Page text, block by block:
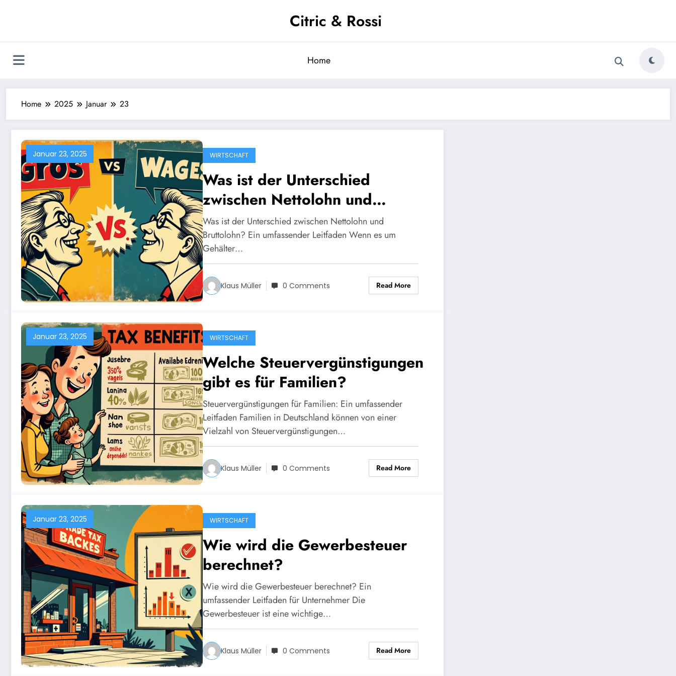
Citric & Rossi
Home
Home 2025 Januar 23
Januar 23, 2025 WIRTSCHAFT
Was ist der Unterschied
zwischen Nettolohn und
Bruttolohn?
Was ist der Unterschied zwischen Nettolohn und
Bruttolohn? Ein umfassender Leitfaden Wenn es um
Gehälter…
Klaus Müller 0 Comments Read More
Januar 23, 2025 WIRTSCHAFT
Welche Steuervergünstigungen
gibt es für Familien?
Steuervergünstigungen für Familien: Ein umfassender
Leitfaden Familien in Deutschland können von einer
Vielzahl von Steuervergünstigungen…
Klaus Müller 0 Comments Read More
Januar 23, 2025 WIRTSCHAFT
Wie wird die Gewerbesteuer
berechnet?
Wie wird die Gewerbesteuer berechnet? Ein
umfassender Leitfaden für Unternehmer Die
Gewerbesteuer ist eine wichtige…
Klaus Müller 0 Comments Read More